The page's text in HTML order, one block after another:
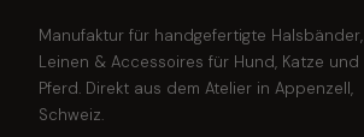
Manufaktur für handgefertigte Halsbänder,
Leinen & Accessoires für Hund, Katze und
Pferd. Direkt aus dem Atelier in Appenzell,
Schweiz.